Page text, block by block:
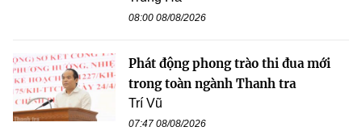
08:00 08/08/2026
Phát động phong trào thi đua mới
trong toàn ngành Thanh tra
Trí Vũ
07:47 08/08/2026